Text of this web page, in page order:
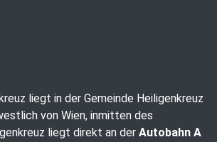
liegt in der Gemeinde Heiligenkreuz
von Wien, inmitten des
liegt direkt an der Autobahn A